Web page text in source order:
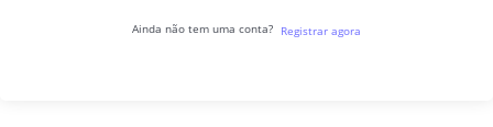
Ainda não tem uma conta? Registrar agora